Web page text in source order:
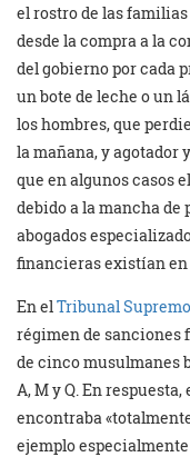
el rostro de las
desde la compra a la
del gobierno por cada
un bote de leche o un
los hombres, que
la mañana, y agotador
que en algunos casos
debido a la mancha
abogados
financieras existían en
En el Tribunal Supremo
régimen de sanciones
de cinco musulmanes
A, M y Q. En
encontraba
ejemplo